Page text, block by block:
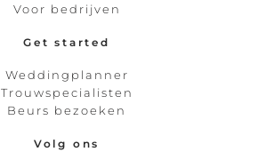
Voor bedrijven
Get started
Weddingplanner
Trouwspecialisten
Beurs bezoeken
Volg ons